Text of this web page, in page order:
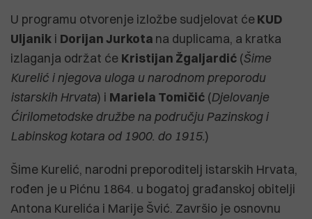
U programu otvorenje izložbe sudjelovat ćeKUD
Uljanik i Dorijan Jurkota na duplicama, a kratka
izlaganja održat će Kristijan Žgaljardić (Šime
Kurelić i njegova uloga u narodnom preporodu
istarskih Hrvata) i Mariela Tomičić (Djelovanje
Ćirilometodske družbe na području Pazinskog i
Labinskog kotara od 1900. do 1915.)
Šime Kurelić, narodni preporoditelj istarskih Hrvata,
rođen je u Pićnu 1864. u bogatoj građanskoj obitelji
Antona Kurelića i Marije Švić. Završio je osnovnu